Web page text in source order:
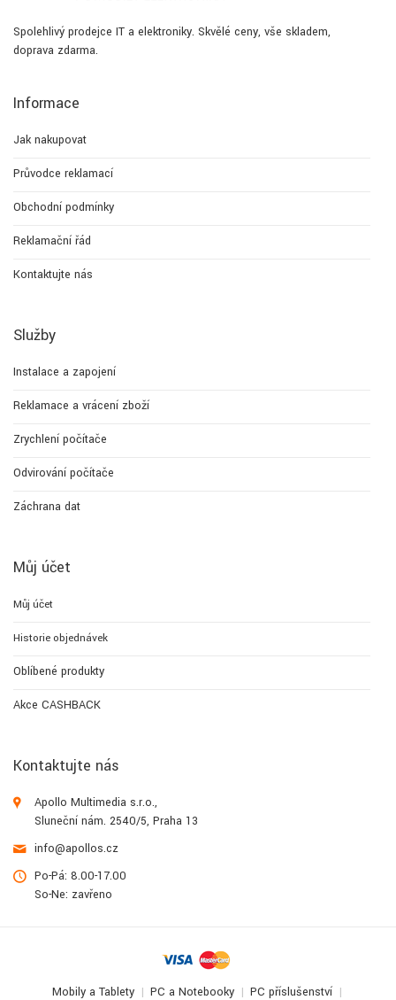
Spolehlivý prodejce IT a elektroniky. Skvělé ceny, vše skladem,
doprava zdarma.
Informace
Jak nakupovat
Průvodce reklamací
Obchodní podmínky
Reklamační řád
Kontaktujte nás
Služby
Instalace a zapojení
Reklamace a vrácení zboží
Zrychlení počítače
Odvirování počítače
Záchrana dat
Můj účet
Můj účet
Historie objednávek
Oblíbené produkty
Akce CASHBACK
Kontaktujte nás
Apollo Multimedia s.r.o.,
Sluneční nám. 2540/5, Praha 13
info@apollos.cz
Po-Pá: 8.00-17.00
So-Ne: zavřeno
Mobily a Tablety PC a Notebooky PC příslušenství